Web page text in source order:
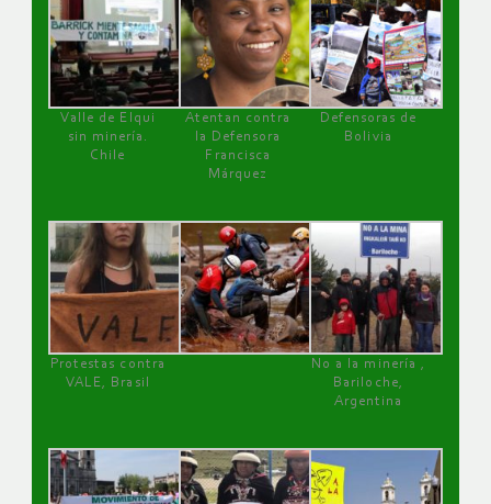
Valle de Elqui
sin minería.
Chile
Atentan contra
la Defensora
Francisca
Márquez
Defensoras de
Bolivia
Protestas contra
VALE, Brasil
No a la minería ,
Bariloche,
Argentina